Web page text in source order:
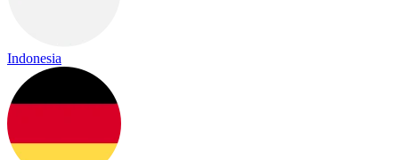
Indonesia